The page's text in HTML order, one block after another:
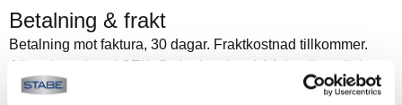
Betalning & frakt
Betalning mot faktura, 30 dagar. Fraktkostnad tillkommer.
Alla priser visas i SEK. Stabe innehar AAA-kreditvärdighet.
Köpvillkor